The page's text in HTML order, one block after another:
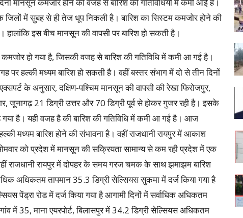
में सुबह से ही तेज धूप निकली है। बारिश का सिस्टम कमजोर होने की
इस बीच मानसून की वापसी पर बारिश हो सकती है।
हो गया है, जिसकी वजह से बारिश की गतिविधि में कमी आ गई है।
पर हल्की मध्यम बारिश हो सकती है। वहीं बस्तर संभाग में दो से तीन दिनों
के अनुसार, दक्षिण-पश्चिम मानसून की वापसी की रेखा फिरोजपुर,
21 डिग्री उत्तर और 70 डिग्री पूर्व से होकर गुजर रही है। इसके
है। यही वजह है की बारिश की गतिविधि में कमी आ गई है। आज
मध्यम बारिश होने की संभावना है। वहीं राजधानी रायपुर में आकाश
को प्रदेश में मानसून की सक्रियता सामान्य से कम रही प्रदेश में एक
राजधानी रायपुर में दोपहर के समय गरज चमक के साथ झमाझम बारिश
अधिकतम तापमान 35.3 डिग्री सेल्सियस सुकमा में दर्ज किया गया है
पेंड्रा रोड में दर्ज किया गया है आगामी दिनों में सर्वाधिक अधिकतम
में 35, माना एयरपोर्ट, बिलासपुर में 34.2 डिग्री सेल्सियस अधिकतम